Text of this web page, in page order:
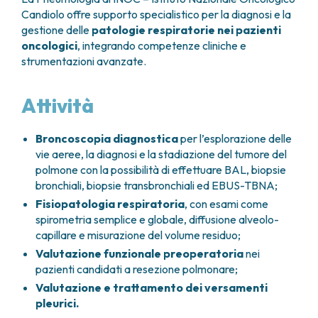
TUMORI TESTA E COLLO
TUMORI TIROIDE E GHIANDOLE ENDOCRINE
APPARATO GENITALE-RIPRODUTTIVO
TUMORE CERVICE UTERINA
TUMORI MAMMELLA
TUMORI OVAIO
TUMORI PROSTATA
TUMORI TESTICOLO
TUMORI VESCICA
TUMORI VULVA
TUMORI DI PELLE, SANGUE E TESSUTI
LEUCEMIE ACUTE
LINFOMI
MELANOMI
AREE CHIRURGICHE
ANESTESIA E RIANIMAZIONE
BREAST UNIT
CENTRO PER I TUMORI DELL’OVAIO
CHIRURGIA PLASTICA RICOSTRUTTIVA
CHIRURGIA DEI TUMORI DELLA PELLE
CHIRURGIA UROLOGICA
CHIRURGIA SENOLOGICA
GASTROENTEROLOGIA ED ENDOSCOPIA
DIGESTIVA
GINECOLOGIA ONCOLOGICA E TUMORI
EREDITARI
OTORINOLARINGOIATRIA
DIAGNOSTICA E SERVIZI
DIREZIONE ASSISTENZIALE E TECNICA
ANATOMIA PATOLOGICA
COME RAGGIUNGERCI
OSPITALITÀ SOLIDALE
ASSISTENTE SOCIALE
CANDIOLO CARES
LISTE D’ATTESA
TECHNOLOGY TRANSFER OFFICE (TTO)
LABORATORI
GENOMICS CENTRE
PROGETTI INTERNAZIONALI
RICERCA ONCOLOGICA
HOSPICE
NEWS
SOSTIENI LA RICERCA
Candiolo offre supporto specialistico per la diagnosi e la
gestione delle patologie respiratorie nei pazienti
oncologici, integrando competenze cliniche e
strumentazioni avanzate.
Attività
Broncoscopia diagnosticaper l’esplorazione delle
vie aeree, la diagnosi e la stadiazione del tumore del
polmone con la possibilità di effettuare BAL, biopsie
bronchiali, biopsie transbronchiali ed EBUS-TBNA;
Fisiopatologia respiratoria, con esami come
spirometria semplice e globale, diffusione alveolo-
capillare e misurazione del volume residuo;
Valutazione funzionale preoperatorianei
pazienti candidati a resezione polmonare;
Valutazione e trattamento dei versamenti
pleurici.